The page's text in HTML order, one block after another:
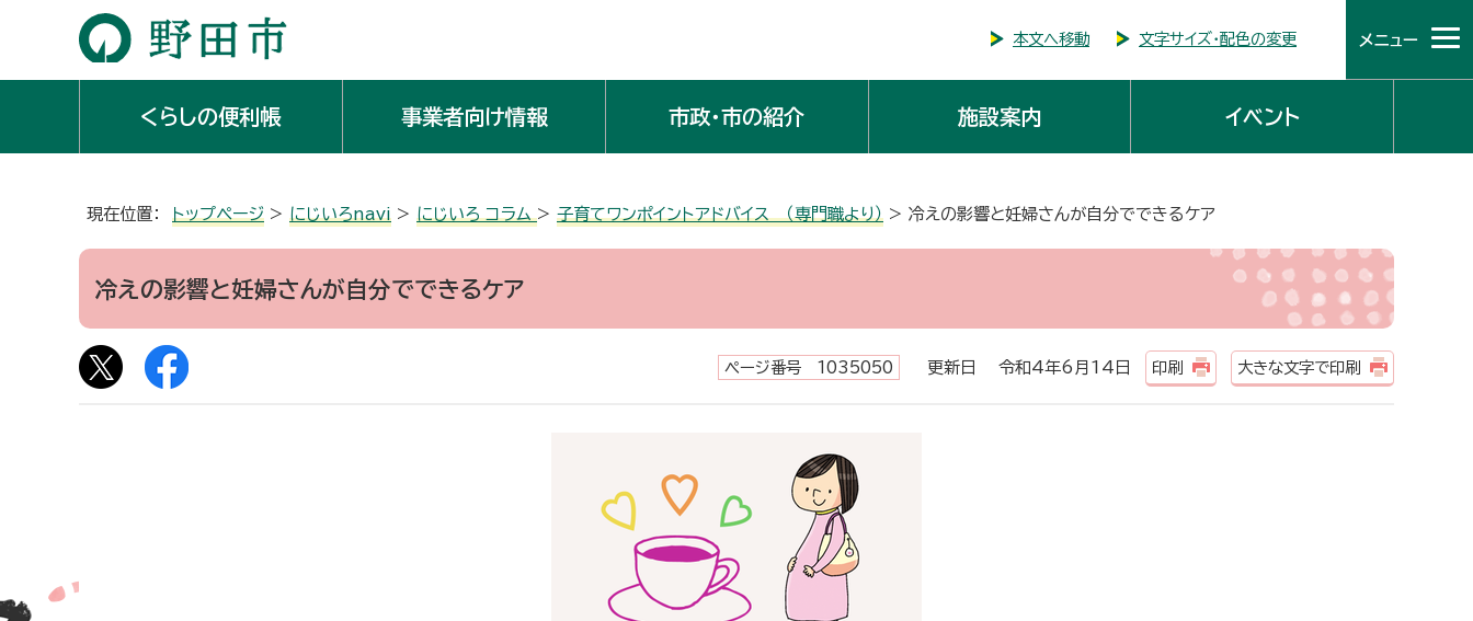
本文へ移動 文字サイズ・配色の変更 メニュー
くらしの便利帳 事業者向け情報 市政・市の紹介 施設案内 イベント
現在位置： トップページ > にじいろnavi > にじいろ コラム> 子育てワンポイントアドバイス （専門職より） > 冷えの影響と妊婦さんが自分でできるケア
冷えの影響と妊婦さんが自分でできるケア
ページ番号 1035050 更新日 令和4年6月14日 印刷 大きな文字で印刷